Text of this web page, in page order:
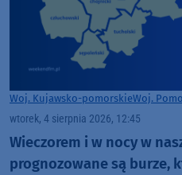
Woj. Kujawsko-pomorskieWoj.
wtorek, 4 sierpnia 2026, 12:45
Wieczorem i w nocy w
prognozowane są burze,